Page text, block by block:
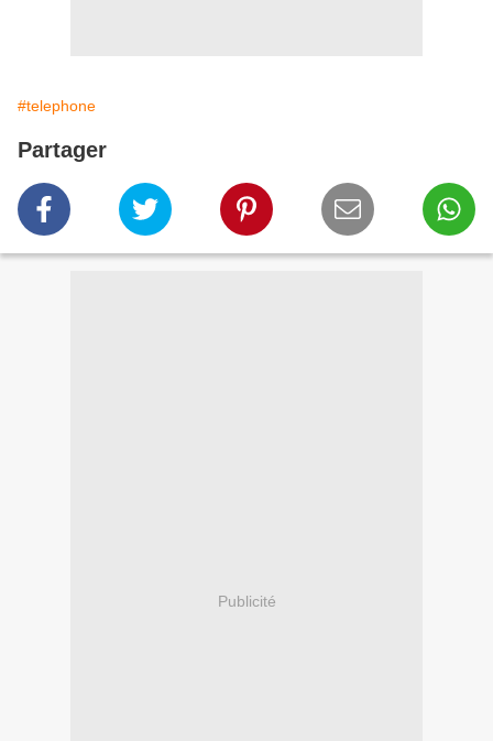
#telephone
Partager
Publicité